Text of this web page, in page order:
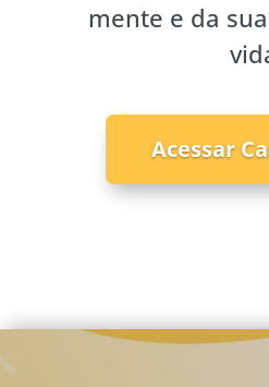
mente e da
Acessar